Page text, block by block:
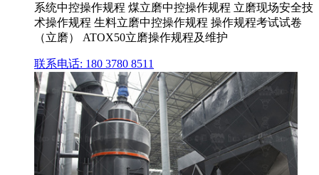
系统中控操作规程 煤立磨中控操作规程 立磨现场安全技
术操作规程 生料立磨中控操作规程 操作规程考试试卷
（立磨） ATOX50立磨操作规程及维护
联系电话: 180 3780 8511